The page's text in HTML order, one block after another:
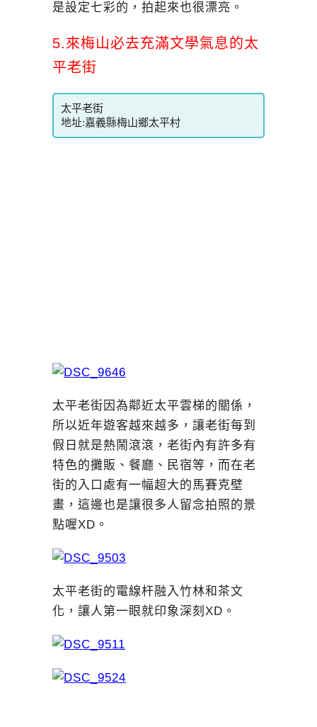
是設定七彩的，拍起來也很漂亮。
5.來梅山必去充滿文學氣息的太
平老街
太平老街
地址:嘉義縣梅山鄉太平村
太平老街因為鄰近太平雲梯的關係，
所以近年遊客越來越多，讓老街每到
假日就是熱鬧滾滾，老街內有許多有
特色的攤販、餐廳、民宿等，而在老
街的入口處有一幅超大的馬賽克壁
畫，這邊也是讓很多人留念拍照的景
點喔XD。
太平老街的電線杆融入竹林和茶文
化，讓人第一眼就印象深刻XD。